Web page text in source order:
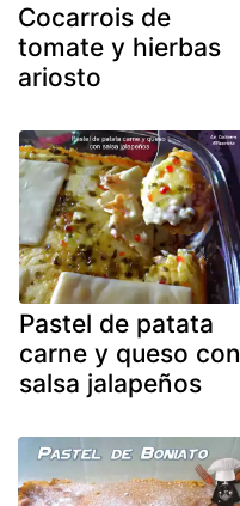
Cocarrois de
tomate y hierbas
ariosto
Pastel de patata
carne y queso con
salsa jalapeños